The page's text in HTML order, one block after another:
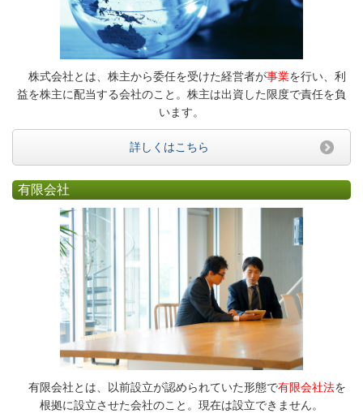
株式会社とは、株主から委任を受けた経営者が事業を行い、利
益を株主に配当する会社のこと。株主は出資した限度で責任を負
います。
詳しくはこちら
有限会社
有限会社とは、以前設立が認められていた形態で有限会社法を
根拠に設立させた会社のこと。現在は設立できません。